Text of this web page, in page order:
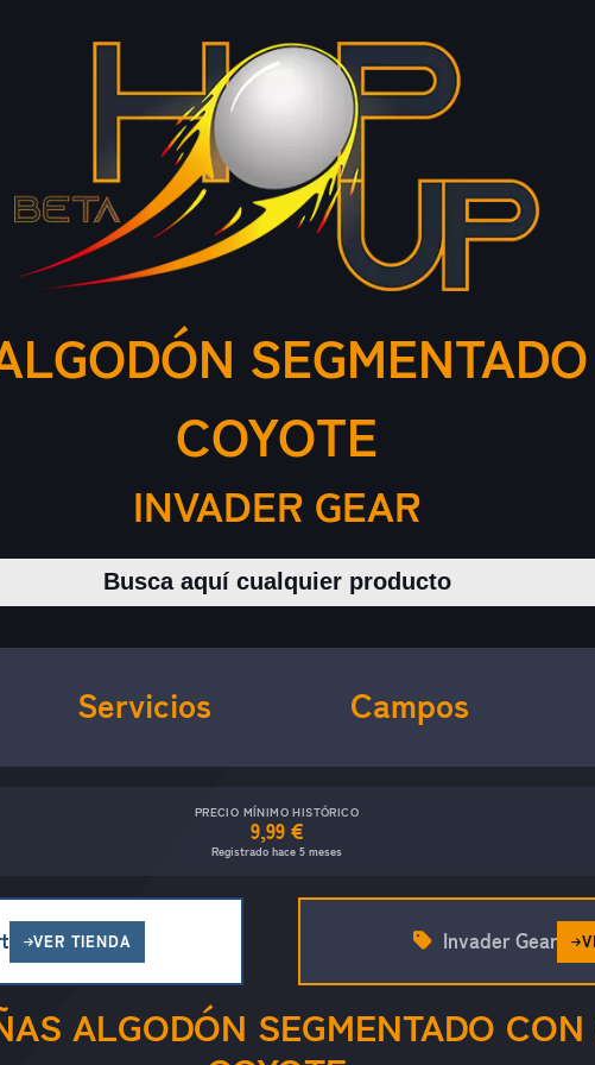
COYOTE
INVADER GEAR
Buscar productos
Servicios Campos
PRECIO MÍNIMO HISTÓRICO
9,99 €
Registrado hace 5 meses
VER TIENDA
ALGODÓN SEGMENTADO
Invader Gear